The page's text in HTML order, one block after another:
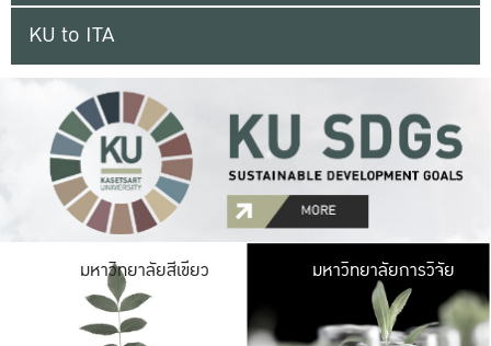
KU to ITA
มหาวิทยาลัยสีเขียว มหาวิ
มีพื้นที่เขียวสดใส
เป็นป่าในเมือง เกษต
มหาวิทยาลัยการวิจัย